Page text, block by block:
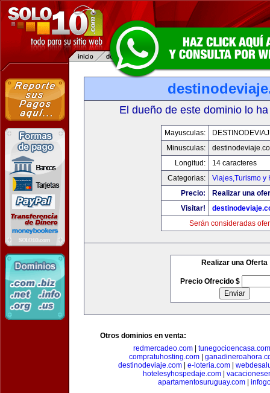
El dueño de este dominio lo
Mayusculas:
Minusculas:
Longitud:
14 caracteres
Categorias:
Viajes,Turismo y
Precio:
Realizar una
Visitar!
Serán consideradas
Realizar una Oferta
Precio Ofrecido $
Otros dominios en venta:
redmercadeo.com| tunegocioencasa.com
compratuhosting.com|
destinodeviaje.com
e-loteria.com
hotelesyhospedaje.com
apartamentosuruguay.com|